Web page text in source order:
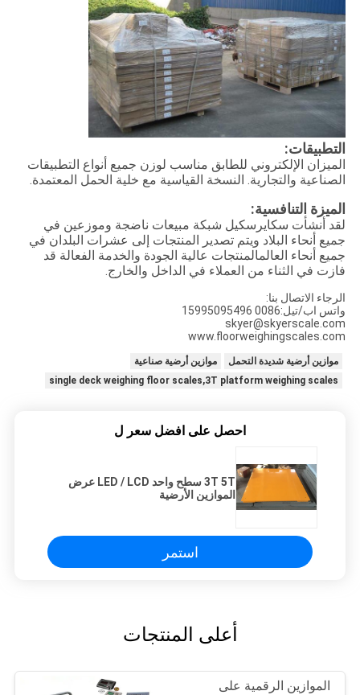
التطبيقات:
الميزان الإلكتروني للطابق مناسب لوزن جميع أنواع التطبيقات
الصناعية والتجارية. النسخة القياسية مع خلية الحمل المعتمدة.
الميزة التنافسية:
لقد أنشأت سكايرسكيل شبكة مبيعات ناضجة وموزعين في
جميع أنحاء البلاد ويتم تصدير المنتجات إلى عشرات البلدان في
جميع أنحاء العالمالمنتجات عالية الجودة والخدمة الفعالة قد
فازت في الثناء من العملاء في الداخل والخارج.
الرجاء الاتصال بنا:
واتس اب/تيل:0086 15995095496
skyer@skyerscale.com
www.floorweighingscales.com
موازين أرضية شديدة التحمل
موازين أرضية صناعية
single deck weighing floor scales,3T platform weighing scales
احصل على افضل سعر ل
3T 5T ​​سطح واحد LED / LCD عرض
الموازين الأرضية
استمر
أعلى المنتجات
الموازين الرقمية على